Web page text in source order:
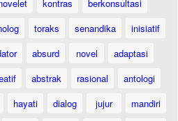
kontras
berkonsultasi
toraks senandika
inisiatif
absurd novel
adaptasi
abstrak rasional
antologi
hayati dialog jujur
mandiri